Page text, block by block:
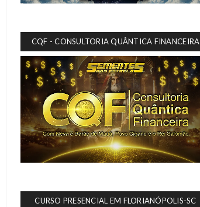
CQF - CONSULTORIA QUÂNTICA FINANCEIRA
CURSO PRESENCIAL EM FLORIANÓPOLIS-SC